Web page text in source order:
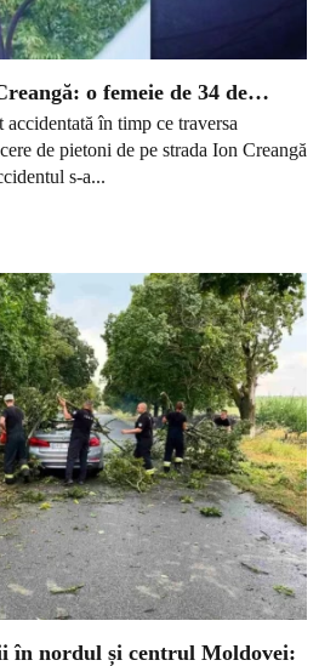
o femeie de 34 de…
în timp ce traversa
de pietoni de pe strada Ion Creangă
s-a...
în nordul și centrul Moldovei: